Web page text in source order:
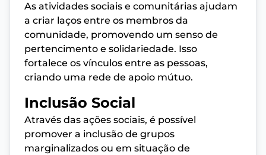
As atividades sociais e comunitárias ajudam
a criar laços entre os membros da
comunidade, promovendo um senso de
pertencimento e solidariedade. Isso
fortalece os vínculos entre as pessoas,
criando uma rede de apoio mútuo.
Inclusão Social
Através das ações sociais, é possível
promover a inclusão de grupos
marginalizados ou em situação de